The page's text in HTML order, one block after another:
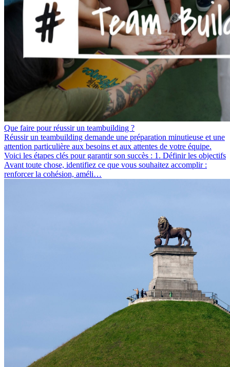
Que faire pour réussir un teambuilding ?
Réussir un teambuilding demande une préparation minutieuse et une
attention particulière aux besoins et aux attentes de votre équipe.
Voici les étapes clés pour garantir son succès : 1. Définir les objectifs
Avant toute chose, identifiez ce que vous souhaitez accomplir :
renforcer la cohésion, améli…